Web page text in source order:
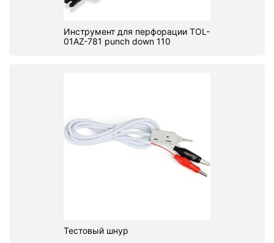
Инструмент для перфорации TOL-
01AZ-781 punch down 110
Тестовый шнур